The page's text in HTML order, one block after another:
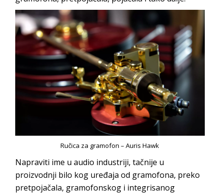
Ručica za gramofon – Auris Hawk
Napraviti ime u audio industriji, tačnije u
proizvodnji bilo kog uređaja od gramofona, preko
pretpojačala, gramofonskog i integrisanog